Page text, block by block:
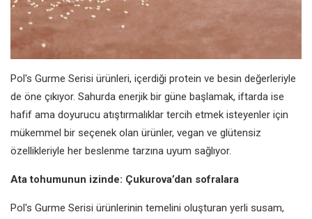
Pol's Gurme Serisi ürünleri, içerdiği protein ve besin değerleriyle
de öne çıkıyor. Sahurda enerjik bir güne başlamak, iftarda ise
hafif ama doyurucu atıştırmalıklar tercih etmek isteyenler için
mükemmel bir seçenek olan ürünler, vegan ve glütensiz
özellikleriyle her beslenme tarzına uyum sağlıyor.
Ata tohumunun izinde: Çukurova’dan sofralara
Pol's Gurme Serisi ürünlerinin temelini oluşturan yerli susam,